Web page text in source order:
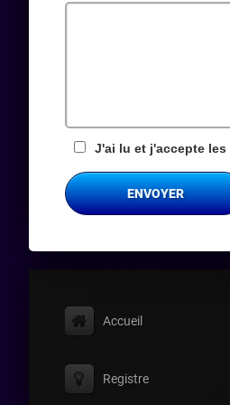
requis
J'ai lu et j'accepte les
ENVOYER
Accueil
Registre